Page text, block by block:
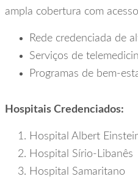
ampla cobertura com
Rede credenciada de
Serviços de
Programas de bem-
Hospitais Credenciados:
Hospital Albert
Hospital Sírio-Libanês
Hospital Samaritano